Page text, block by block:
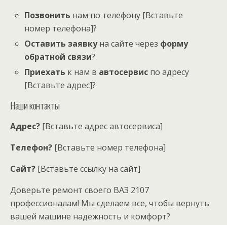
Позвонить нам по телефону [Вставьте
номер телефона]?
Оставить заявкуна сайте через форму
обратной связи?
Приехать к нам в автосервис по адресу
[Вставьте адрес]?
Наши контакты
Адрес? [Вставьте адрес автосервиса]
Телефон? [Вставьте номер телефона]
Сайт? [Вставьте ссылку на сайт]
Доверьте ремонт своего ВАЗ 2107
профессионалам! Мы сделаем все, чтобы вернуть
вашей машине надежность и комфорт?